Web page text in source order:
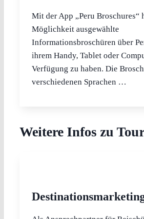
Mit der App „Peru Broschures“
Möglichkeit ausgewählte
Informationsbroschüren über
ihrem Handy, Tablet oder
Verfügung zu haben. Die
verschiedenen Sprachen …
Weitere Infos zu